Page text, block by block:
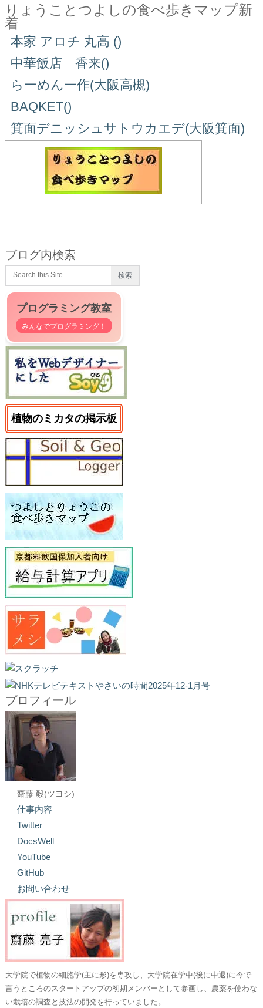
りょうことつよしの食べ歩きマップ新
着
本家 アロチ 丸高 ()
中華飯店 香来()
らーめん一作(大阪高槻)
BAQKET()
箕面デニッシュサトウカエデ(大阪箕面)
ブログ内検索
プログラミング教室
みんなでプログラミング！
植物のミカタの掲示板
プロフィール
齋藤 毅(ツヨシ)
仕事内容
Twitter
DocsWell
YouTube
GitHub
お問い合わせ
大学院で植物の細胞学(主に形)を専攻し、大学院在学中(後に中退)に今で
言うところのスタートアップの初期メンバーとして参画し、農薬を使わな
い栽培の調査と技法の開発を行っていました。